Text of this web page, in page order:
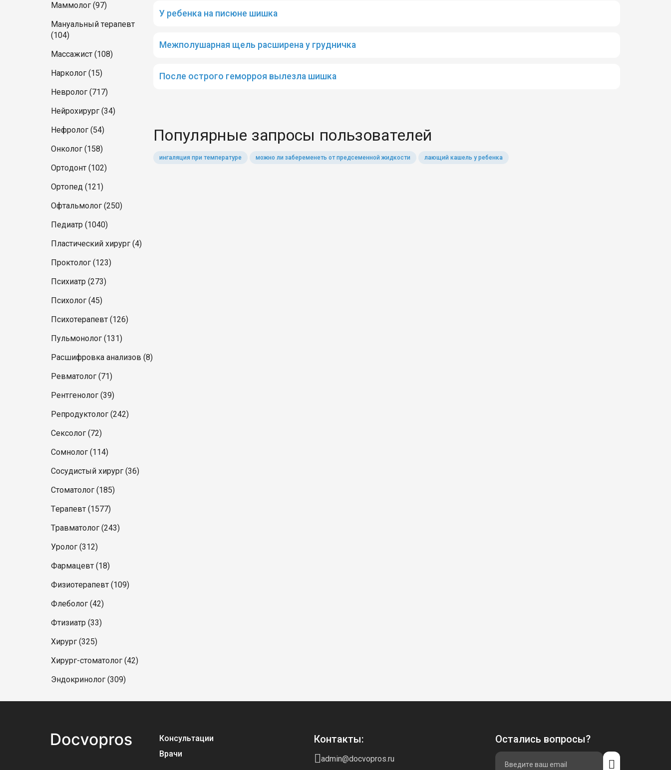
Маммолог (97)
Мануальный терапевт
(104)
Массажист (108)
Нарколог (15)
Невролог (717)
Нейрохирург (34)
Нефролог (54)
Онколог (158)
Ортодонт (102)
Ортопед (121)
Офтальмолог (250)
Педиатр (1040)
Пластический хирург (4)
Проктолог (123)
Психиатр (273)
Психолог (45)
Психотерапевт (126)
Пульмонолог (131)
Расшифровка анализов (8)
Ревматолог (71)
Рентгенолог (39)
Репродуктолог (242)
Сексолог (72)
Сомнолог (114)
Сосудистый хирург (36)
Стоматолог (185)
Терапевт (1577)
Травматолог (243)
Уролог (312)
Фармацевт (18)
Физиотерапевт (109)
Флеболог (42)
Фтизиатр (33)
Хирург (325)
Хирург-стоматолог (42)
Эндокринолог (309)
У ребенка на писюне шишка
Межполушарная щель расширена у грудничка
После острого геморроя вылезла шишка
Популярные запросы пользователей
ингаляция при температуре можно ли забеременеть от предсеменной жидкости лающий кашель у ребенка
Консультации
Врачи
Контакты:
admin@docvopros.ru
Остались вопросы?